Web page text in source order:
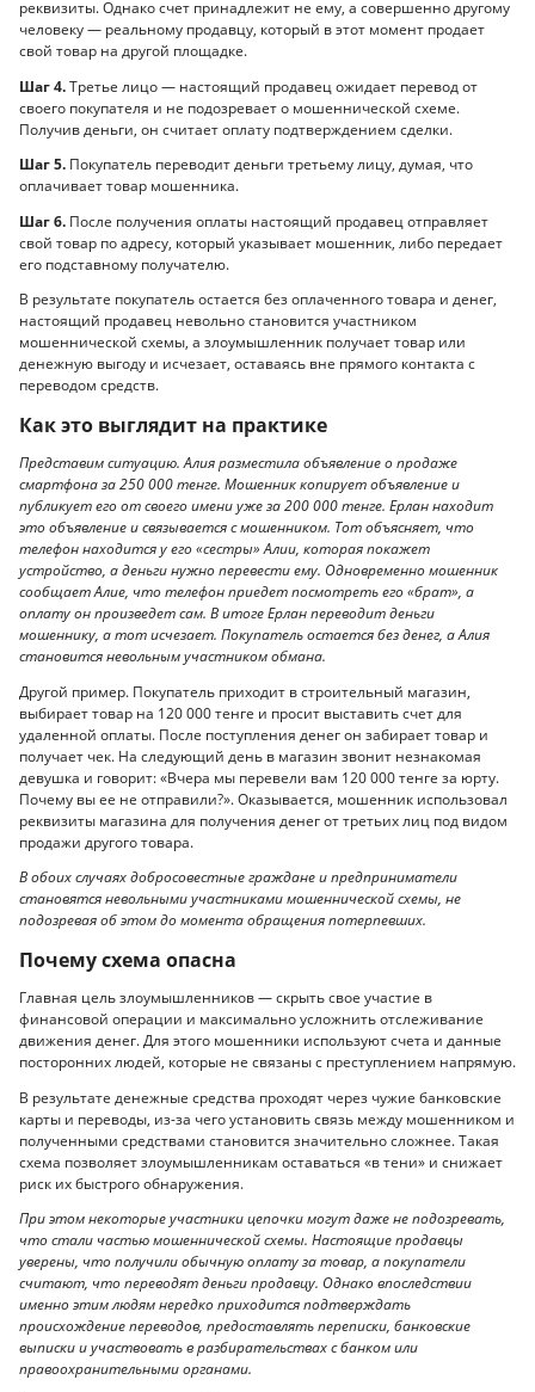
реквизиты. Однако счет принадлежит не ему, а совершенно другому
человеку — реальному продавцу, который в этот момент продает
свой товар на другой площадке.
Шаг 4.Третье лицо — настоящий продавец ожидает перевод от
своего покупателя и не подозревает о мошеннической схеме.
Получив деньги, он считает оплату подтверждением сделки.
Шаг 5. Покупатель переводит деньги третьему лицу, думая, что
оплачивает товар мошенника.
Шаг 6. После получения оплаты настоящий продавец отправляет
свой товар по адресу, который указывает мошенник, либо передает
его подставному получателю.
В результате покупатель остается без оплаченного товара и денег,
настоящий продавец невольно становится участником
мошеннической схемы, а злоумышленник получает товар или
денежную выгоду и исчезает, оставаясь вне прямого контакта с
переводом средств.
Как это выглядит на практике
Представим ситуацию. Алия разместила объявление о продаже
смартфона за 250 000 тенге. Мошенник копирует объявление и
публикует его от своего имени уже за 200 000 тенге. Ерлан находит
это объявление и связывается с мошенником. Тот объясняет, что
телефон находится у его «сестры» Алии, которая покажет
устройство, а деньги нужно перевести ему. Одновременно мошенник
сообщает Алие, что телефон приедет посмотреть его «брат», а
оплату он произведет сам. В итоге Ерлан переводит деньги
мошеннику, а тот исчезает. Покупатель остается без денег, а Алия
становится невольным участником обмана.
Другой пример. Покупатель приходит в строительный магазин,
выбирает товар на 120 000 тенге и просит выставить счет для
удаленной оплаты. После поступления денег он забирает товар и
получает чек. На следующий день в магазин звонит незнакомая
девушка и говорит: «Вчера мы перевели вам 120 000 тенге за юрту.
Почему вы ее не отправили?». Оказывается, мошенник использовал
реквизиты магазина для получения денег от третьих лиц под видом
продажи другого товара.
В обоих случаях добросовестные граждане и предприниматели
становятся невольными участниками мошеннической схемы, не
подозревая об этом до момента обращения потерпевших.
Почему схема опасна
Главная цель злоумышленников — скрыть свое участие в
финансовой операции и максимально усложнить отслеживание
движения денег. Для этого мошенники используют счета и данные
посторонних людей, которые не связаны с преступлением напрямую.
В результате денежные средства проходят через чужие банковские
карты и переводы, из-за чего установить связь между мошенником и
полученными средствами становится значительно сложнее. Такая
схема позволяет злоумышленникам оставаться «в тени» и снижает
риск их быстрого обнаружения.
При этом некоторые участники цепочки могут даже не подозревать,
что стали частью мошеннической схемы. Настоящие продавцы
уверены, что получили обычную оплату за товар, а покупатели
считают, что переводят деньги продавцу. Однако впоследствии
именно этим людям нередко приходится подтверждать
происхождение переводов, предоставлять переписки, банковские
выписки и участвовать в разбирательствах с банком или
правоохранительными органами.